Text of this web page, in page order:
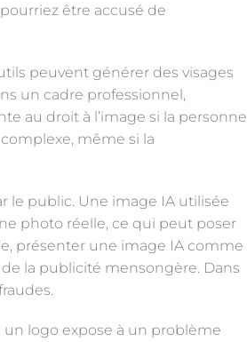
être accusé de
peuvent générer des visages
un cadre professionnel,
au droit à l’image si la personne
même si la
le public. Une image IA utilisée
photo réelle, ce qui peut poser
présenter une image IA comme
la publicité mensongère. Dans
logo expose à un problème